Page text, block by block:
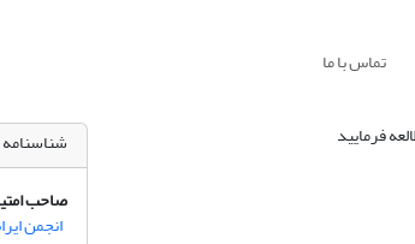
تماس با ما
فرمایید
صاحب
انجمن